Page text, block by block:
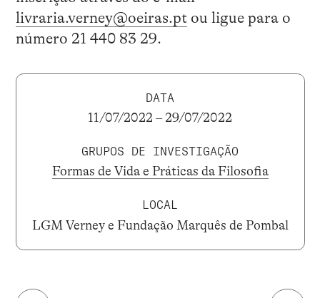
livraria.verney@oeiras.ptou ligue para o
número 21 440 83 29.
DATA
11/07/2022 – 29/07/2022
GRUPOS DE INVESTIGAÇÃO
Formas de Vida e Práticas da Filosofia
LOCAL
LGM Verney e Fundação Marquês de Pombal